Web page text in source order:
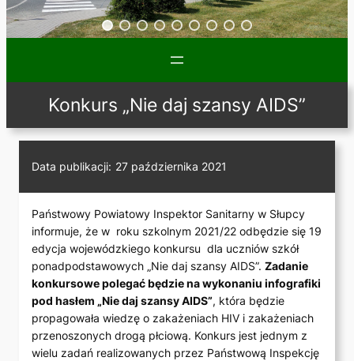
Konkurs „Nie daj szansy AIDS”
Data publikacji: 27 października 2021
Państwowy Powiatowy Inspektor Sanitarny w Słupcy
informuje, że w roku szkolnym 2021/22 odbędzie się 19
edycja wojewódzkiego konkursu dla uczniów szkół
ponadpodstawowych „Nie daj szansy AIDS”. Zadanie
konkursowe polegać będzie na wykonaniu infografiki
pod hasłem „Nie daj szansy AIDS”, która będzie
propagowała wiedzę o zakażeniach HIV i zakażeniach
przenoszonych drogą płciową. Konkurs jest jednym z
wielu zadań realizowanych przez Państwową Inspekcję